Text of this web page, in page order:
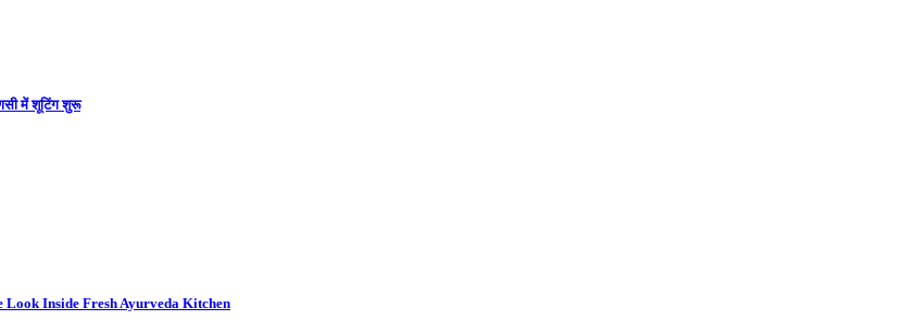
में शूटिंग शुरू
Inside Fresh Ayurveda Kitchen